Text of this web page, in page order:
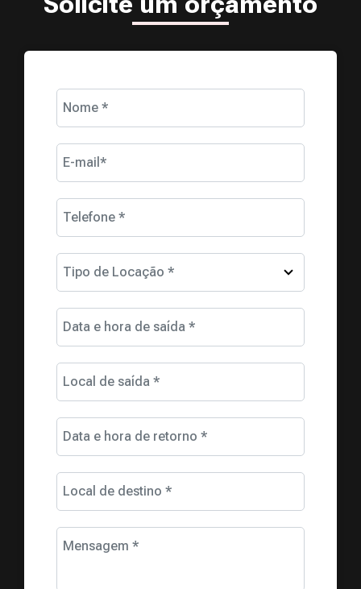
Nome *
E-mail*
Telefone *
Tipo de Locação *
Data e hora de saída *
Local de saída *
Data e hora de retorno *
Local de destino *
Mensagem *